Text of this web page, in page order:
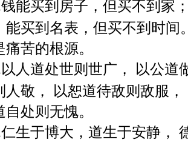
钱能买到房子，但买不到家
能买到名表，但买不到时间
痛苦的根源。
以人道处世则世广， 以公道
人敬， 以恕道待敌则敌服
自处则无愧。
仁生于博大，道生于安静，